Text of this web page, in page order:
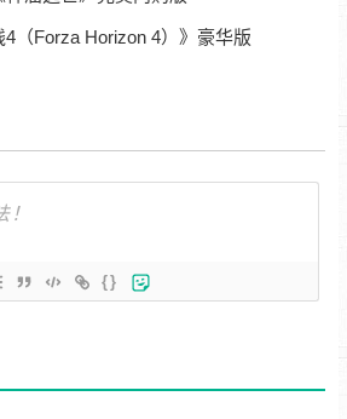
4（Forza Horizon 4）》豪华版
{}